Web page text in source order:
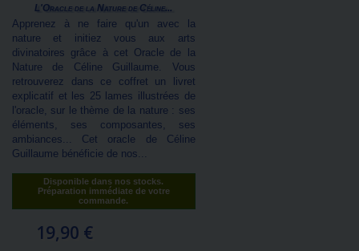
L'Oracle de la Nature de Céline...
Apprenez à ne faire qu'un avec la
nature et initiez vous aux arts
divinatoires grâce à cet Oracle de la
Nature de Céline Guillaume. Vous
retrouverez dans ce coffret un livret
explicatif et les 25 lames illustrées de
l'oracle, sur le thème de la nature : ses
éléments, ses composantes, ses
ambiances... Cet oracle de Céline
Guillaume bénéficie de nos...
Disponible dans nos stocks.
Préparation immédiate de votre
commande.
19,90 €